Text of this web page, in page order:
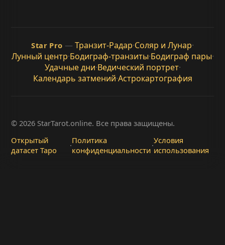
Star Pro — Транзит-Радар·Соляр и Лунар·
Лунный центр·Бодиграф-транзиты·Бодиграф пары·
Удачные дни·Ведический портрет·
Календарь затмений·Астрокартография
© 2026 StarTarot.online. Все права защищены.
Открытый
датасет Таро
·Политика
конфиденциальности·Условия
использования